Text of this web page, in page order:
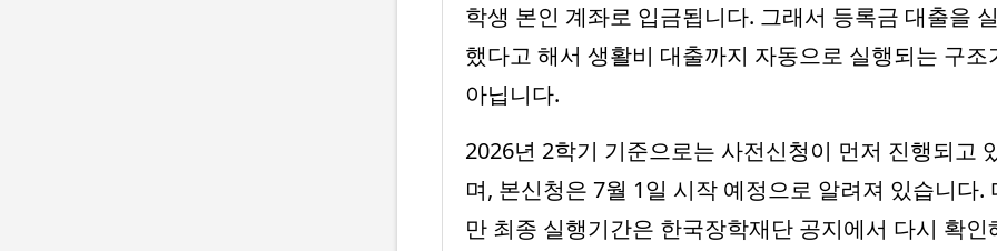
학생 본인 계좌로 입금됩니다. 그래서 등록금 대출을
했다고 해서 생활비 대출까지 자동으로 실행되는 구조
아닙니다.
2026년 2학기 기준으로는 사전신청이 먼저 진행되고
며, 본신청은 7월 1일 시작 예정으로 알려져 있습니다.
만 최종 실행기간은 한국장학재단 공지에서 다시 확인